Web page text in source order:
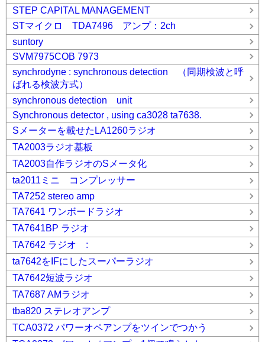
STEP CAPITAL MANAGEMENT
STマイクロ TDA7496 アンプ：2ch
suntory
SVM7975COB 7973
synchrodyne : synchronous detection （同期検波と呼
ばれる検波方式）
synchronous detection unit
Synchronous detector , using ca3028 ta7638.
Sメーターを載せたLA1260ラジオ
TA2003ラジオ基板
TA2003自作ラジオのSメータ化
ta2011ミニ コンプレッサー
TA7252 stereo amp
TA7641 ワンボードラジオ
TA7641BP ラジオ
TA7642 ラジオ :
ta7642をIFにしたスーパーラジオ
TA7642短波ラジオ
TA7687 AMラジオ
tba820 ステレオアンプ
TCA0372 パワーオペアンプをツインでつかう